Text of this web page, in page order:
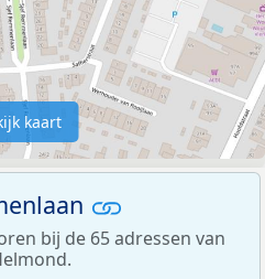
kaart
bij de 65 adressen van